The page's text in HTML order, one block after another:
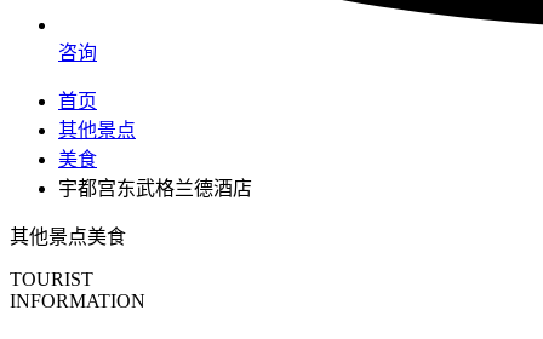
咨询
首页
其他景点
美食
宇都宫东武格兰德酒店
其他景点美食
TOURIST
INFORMATION